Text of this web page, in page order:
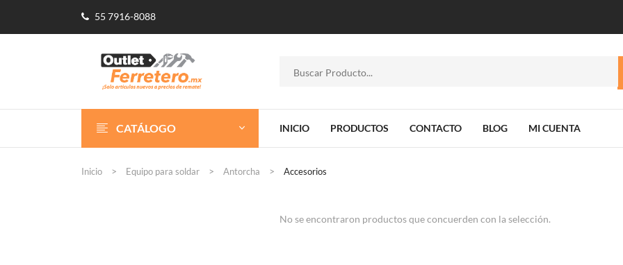
55 7916-8088
CATÁLOGO INICIO PRODUCTOS CONTACTO BLOG MI CUENTA
Inicio Equipo para soldar Antorcha Accesorios
No se encontraron productos que concuerden con la selección.